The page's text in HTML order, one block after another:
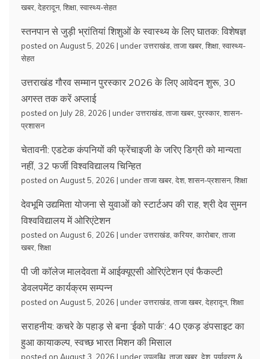
खबर देहरादून, शिक्षा स्वास्थ्य-सेहत
स्तनपान से जुड़ी भ्रांतियां शिशुओं के स्वास्थ्य के लिए घातक: विशेषज्ञ
posted on August 5, 2026 | underउत्तराखंड ताजा खबर शिक्षा स्वास्थ्य-
सेहत
उत्तराखंड गौरव सम्मान पुरस्कार 2026 के लिए आवेदन शुरू, 30
अगस्त तक करें अप्लाई
posted on July 28, 2026 | underउत्तराखंड ताजा खबर पुरस्कार शासन-
प्रशासन
चेतावनी: एडटेक कंपनियों की फ्रेंचाइजी के जरिए डिग्री को मान्यता
नहीं, 32 फर्जी विश्वविद्यालय चिन्हित
posted on August 5, 2026 | underताजा खबर देश, शासन-प्रशासन, शिक्षा
देवभूमि उद्यमिता योजना से युवाओं को स्टार्टअप की राह, श्री देव सुमन
विश्वविद्यालय में ओरिएंटेशन
posted on August 6, 2026 | underउत्तराखंड करियर कारोबार ताजा
खबर शिक्षा
पी जी कॉलेज मालदेवता में आईक्यूएसी ओरिएंटेशन एवं फैकल्टी
डेवलपमेंट कार्यक्रम सम्पन्न
posted on August 5, 2026 | underउत्तराखंड ताजा खबर देहरादून, शिक्षा
सराहनीय: कचरे के पहाड़ से बना ‘ईको पार्क’: 40 एकड़ डंपसाइट का
हुआ कायाकल्प, स्वच्छ भारत मिशन की मिसाल
posted on August 3, 2026 | underउपलब्धि ताजा खबर देश, पर्यावरण &